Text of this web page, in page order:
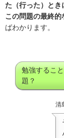
た（行った）とき
この問題の最終的
ばわかります。
勉強するこ
題？
清